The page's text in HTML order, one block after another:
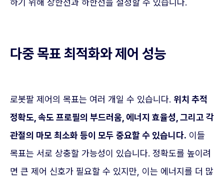
하기 위해 상한선과 하한선을 설정할 수 있습니다.
다중 목표 최적화와 제어 성능
로봇팔 제어의 목표는 여러 개일 수 있습니다. 위치 추적
정확도, 속도 프로필의 부드러움, 에너지 효율성, 그리고 각
관절의 마모 최소화 등이 모두 중요할 수 있습니다. 이들
목표는 서로 상충할 가능성이 있습니다. 정확도를 높이려
면 큰 제어 신호가 필요할 수 있지만, 이는 에너지를 더 많